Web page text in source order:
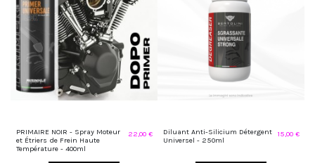
PRIMAIRE NOIR - Spray Moteur
et Étriers de Frein Haute
Température - 400ml
22,00 €
Diluant Anti-Silicium Détergent
Universel - 250ml
15,00 €